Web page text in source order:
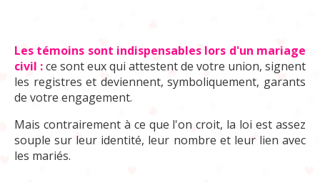
Les témoins sont indispensables lors d'un mariage
civil :ce sont eux qui attestent de votre union, signent
les registres et deviennent, symboliquement, garants
de votre engagement.
Mais contrairement à ce que l'on croit, la loi est assez
souple sur leur identité, leur nombre et leur lien avec
les mariés.